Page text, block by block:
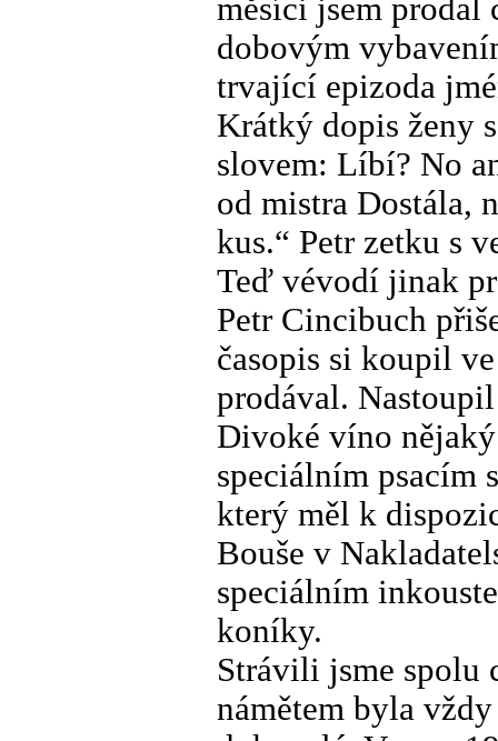
měsíci jsem prodal
dobovým
trvající epizoda
Krátký dopis ženy
slovem: Líbí? No
od mistra Dostála,
kus.“ Petr zetku s
Teď vévodí jinak
Petr Cincibuch
časopis si koupil
prodával.
Divoké víno
speciálním psacím
který měl k
Bouše v
speciálním
koníky.
Strávili jsme spolu
námětem byla